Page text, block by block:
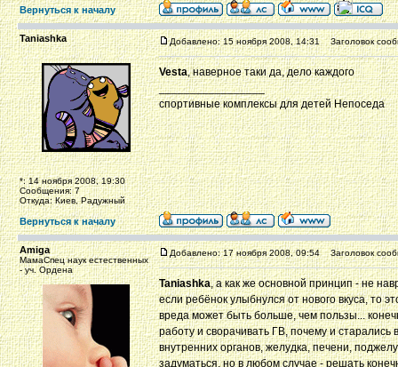
Вернуться к началу
Taniashka
*: 14 ноября 2008, 19:30
Сообщения: 7
Откуда: Киев, Радужный
Добавлено: 15 ноября 2008, 14:31 Заголовок
Vesta, наверное таки да, дело каждого
_________________
спортивные комплексы для детей Непоседа
Вернуться к началу
Amiga
МамаСпец наук естественных
- уч. Ордена
Добавлено: 17 ноября 2008, 09:54 Заголовок
Taniashka, а как же основной принцип - не
если ребёнок улыбнулся от нового вкуса, то
вреда может быть больше, чем пользы...
работу и сворачивать ГВ, почему и
внутренних органов, желудка, печени,
задуматься, но в любом случае - решать